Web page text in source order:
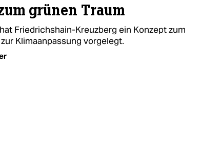
grünen Traum
Friedrichshain-Kreuzberg ein Konzept zum
Klimaanpassung vorgelegt.